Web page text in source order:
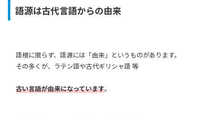
語源は古代言語からの由来
語根に限らず、語源には「由来」というものがあります。
その多くが、ラテン語や古代ギリシャ語 等
古い言語が由来になっています。